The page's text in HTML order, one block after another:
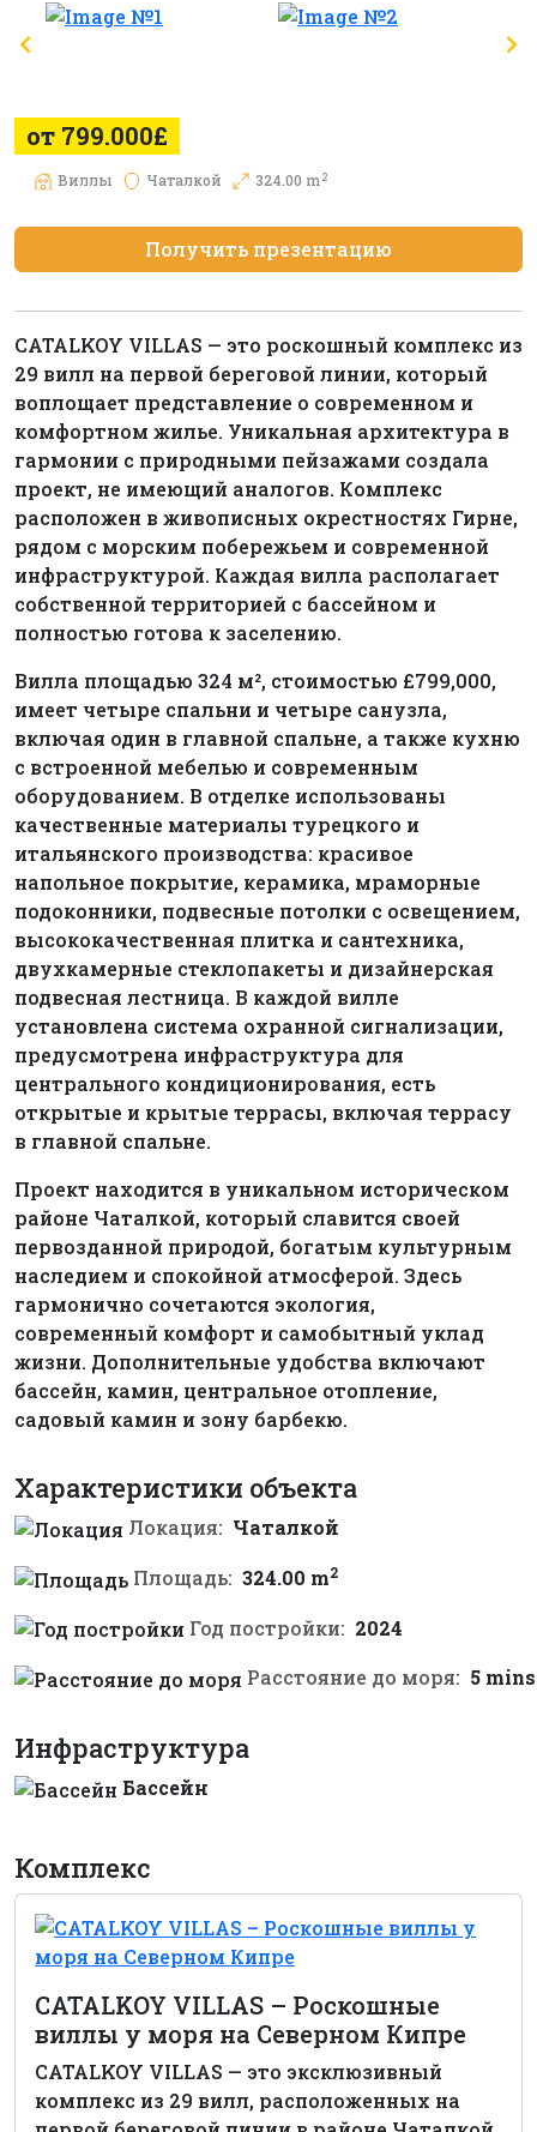
от 799.000£
Виллы Чаталкой 324.00 m2
Получить презентацию
CATALKOY VILLAS — это роскошный комплекс из
29 вилл на первой береговой линии, который
воплощает представление о современном и
комфортном жилье. Уникальная архитектура в
гармонии с природными пейзажами создала
проект, не имеющий аналогов. Комплекс
расположен в живописных окрестностях Гирне,
рядом с морским побережьем и современной
инфраструктурой. Каждая вилла располагает
собственной территорией с бассейном и
полностью готова к заселению.
Вилла площадью 324 м², стоимостью £799,000,
имеет четыре спальни и четыре санузла,
включая один в главной спальне, а также кухню
с встроенной мебелью и современным
оборудованием. В отделке использованы
качественные материалы турецкого и
итальянского производства: красивое
напольное покрытие, керамика, мраморные
подоконники, подвесные потолки с освещением,
высококачественная плитка и сантехника,
двухкамерные стеклопакеты и дизайнерская
подвесная лестница. В каждой вилле
установлена система охранной сигнализации,
предусмотрена инфраструктура для
центрального кондиционирования, есть
открытые и крытые террасы, включая террасу
в главной спальне.
Проект находится в уникальном историческом
районе Чаталкой, который славится своей
первозданной природой, богатым культурным
наследием и спокойной атмосферой. Здесь
гармонично сочетаются экология,
современный комфорт и самобытный уклад
жизни. Дополнительные удобства включают
бассейн, камин, центральное отопление,
садовый камин и зону барбекю.
Характеристики объекта
Локация: Чаталкой
Площадь: 324.00 m2
Год постройки: 2024
Расстояние до моря: 5 mins
Инфраструктура
Бассейн
Комплекс
CATALKOY VILLAS – Роскошные
виллы у моря на Северном Кипре
CATALKOY VILLAS — это эксклюзивный
комплекс из 29 вилл, расположенных на